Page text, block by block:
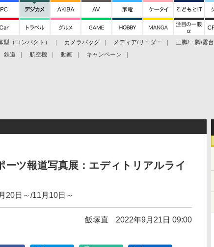
型（コンパクト） カメラバッグ メディア/リーダー 三脚/一脚/雲台
鉄道 航空機 動画 キャンペーン
ーツ報道写真展：エディトリアルライ
20日～/11月10日～
飯塚直 2022年9月21日 09:00